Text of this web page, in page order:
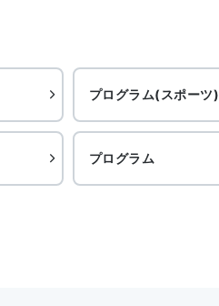
プログラム(スポーツ)
プログラム